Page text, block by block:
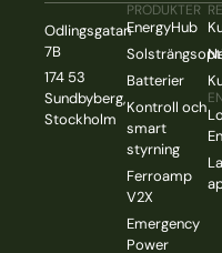
Odlingsgatan
7B
174 53
Sundbyberg,
Stockholm
PRODUKTER
EnergyHub
Batterier
Kontroll och
smart
styrning
Ferroamp
V2X
Emergency
Power